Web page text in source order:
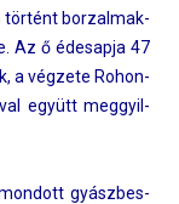
történt bor­zalmak­
Az ő éde­sap­ja 47
a végzete Rohon­
együtt meg­gyil­
gyászbes­